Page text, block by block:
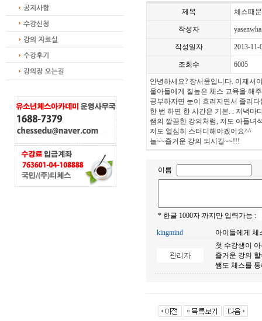
제목 체스때
작성자 yasenwha
작성일자 2013-11-
조회수 6005
안녕하세요? 장서윤입니다. 이제서
울아들에게 질높은 체스 교육을 해
공부하자면 눈이 흐려지면서 졸리
한 번 하면 한 시간은 기본. . 저녁마
쌤의 깔끔한 강의처럼, 저도 아들녀
저도 열심히 스터디해야겠어요^^
늘~~즐거운 강의 되시길~~!!!
이름
* 한글 1000자 까지만 입력가능 :
kingmind
아이들에게 체
첫 수강생이
즐거운 강의
쌤도 체스를